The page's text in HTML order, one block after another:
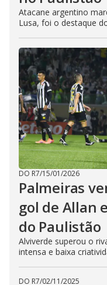
Atacane argentino
Lusa, foi o destaque
DO R7/15/01/2026
Palmeiras
gol de Allan
do Paulistão
Alviverde superou o
intensa e baixa
DO R7/02/11/2025